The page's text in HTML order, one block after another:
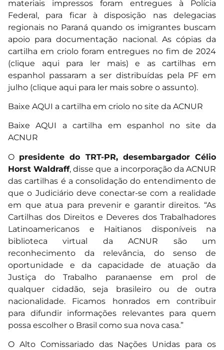
materiais impressos foram entregues à Polícia
Federal, para ficar à disposição nas delegacias
regionais no Paraná quando os imigrantes buscam
apoio para documentação nacional. As cópias da
cartilha em criolo foram entregues no fim de 2024
(clique aqui para ler mais) e ascartilhas em
espanhol passaram a ser distribuídas pela PF em
julho (clique aqui para ler mais sobre o assunto).
Baixe AQUI a cartilha em criolo no site da ACNUR
Baixe AQUI a cartilha em espanhol no site da
ACNUR
O presidente do TRT-PR, desembargador Célio
Horst Waldraff, disse que a incorporação da ACNUR
das cartilhas é a consolidação do entendimento de
que o Judiciário deve conectar-se com a realidade
em que atua para prevenir e garantir direitos. “As
Cartilhas dos Direitos e Deveres dos Trabalhadores
Latinoamericanos e Haitianos disponíveis na
biblioteca virtual da ACNUR são um
reconhecimento da relevância, do senso de
oportunidade e da capacidade de atuação da
Justiça do Trabalho paranaense em prol de
qualquer cidadão, seja brasileiro ou de outra
nacionalidade. Ficamos honrados em contribuir
para difundir informações relevantes para quem
possa escolher o Brasil como sua nova casa.”
O Alto Comissariado das Nações Unidas para os